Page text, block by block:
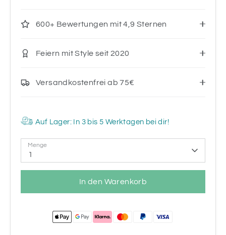
600+ Bewertungen mit 4,9 Sternen
Feiern mit Style seit 2020
Versandkostenfrei ab 75€
Auf Lager: In 3 bis 5 Werktagen bei dir!
Menge
1
In den Warenkorb